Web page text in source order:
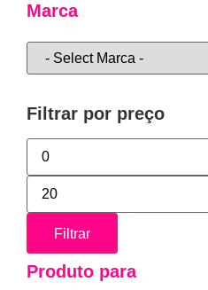
Marca
Filtrar por preço
Filtrar
Produto para